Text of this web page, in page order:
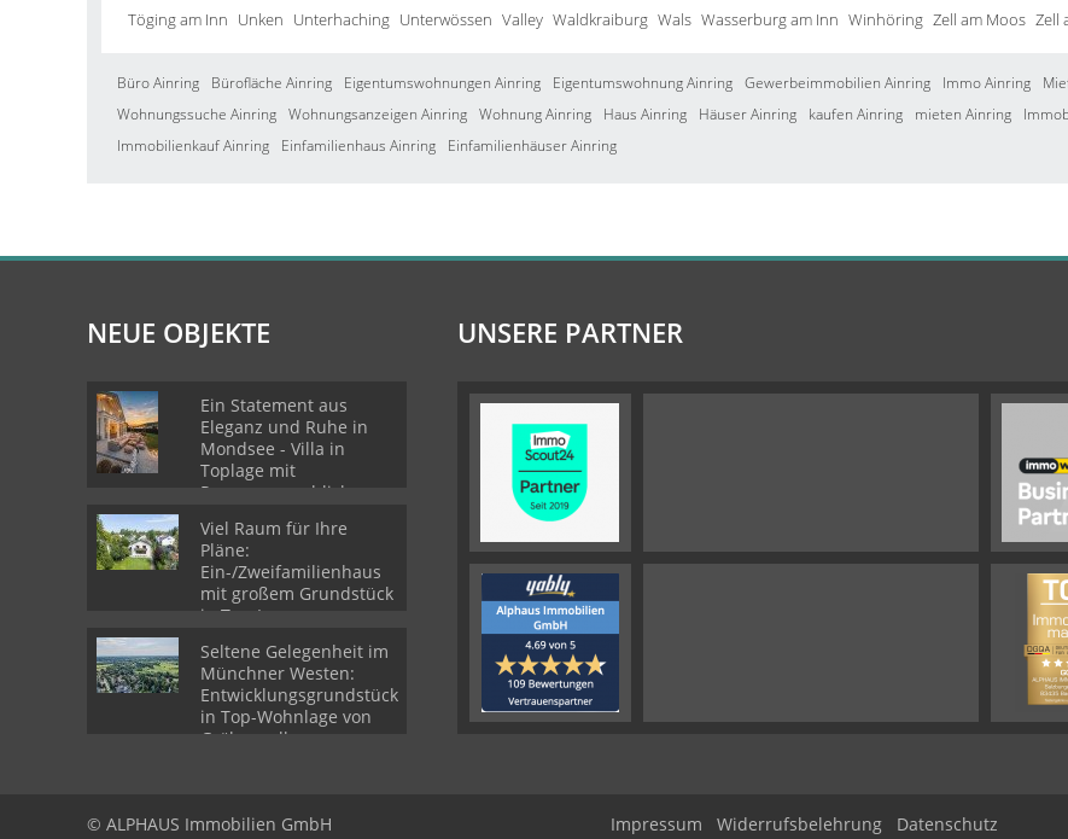
Töging am Inn Unken Unterhaching Unterwössen Valley Waldkraiburg Wals Wasserburg am Inn Winhöring Zell am Moos Zell
Büro Ainring Bürofläche Ainring Eigentumswohnungen Ainring Eigentumswohnung Ainring Gewerbeimmobilien Ainring Immo Ainring
Wohnungssuche Ainring Wohnungsanzeigen Ainring Wohnung Ainring Haus Ainring Häuser Ainring kaufen Ainring mieten Ainring
Immobilienkauf Ainring
Einfamilienhaus Ainring Einfamilienhäuser Ainring
NEUE OBJEKTE
Ein Statement aus
Eleganz und Ruhe in
Mondsee - Villa in
Toplage mit
Panoramaausblick
Viel Raum für Ihre
Pläne:
Ein-/Zweifamilienhaus
mit großem Grundstück
in Top-Lage von
Seltene Gelegenheit im
Münchner Westen:
Entwicklungsgrundstück
in Top-Wohnlage von
Gröbenzell
UNSERE PARTNER
© ALPHAUS Immobilien GmbH Impressum Widerrufsbelehrung Datenschutz